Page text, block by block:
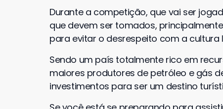
Durante a competição, que vai ser
que devem ser tomados,
para evitar o desrespeito com a cultura
Sendo um país totalmente rico em
maiores produtores de petróleo e gás
investimentos para ser um destino